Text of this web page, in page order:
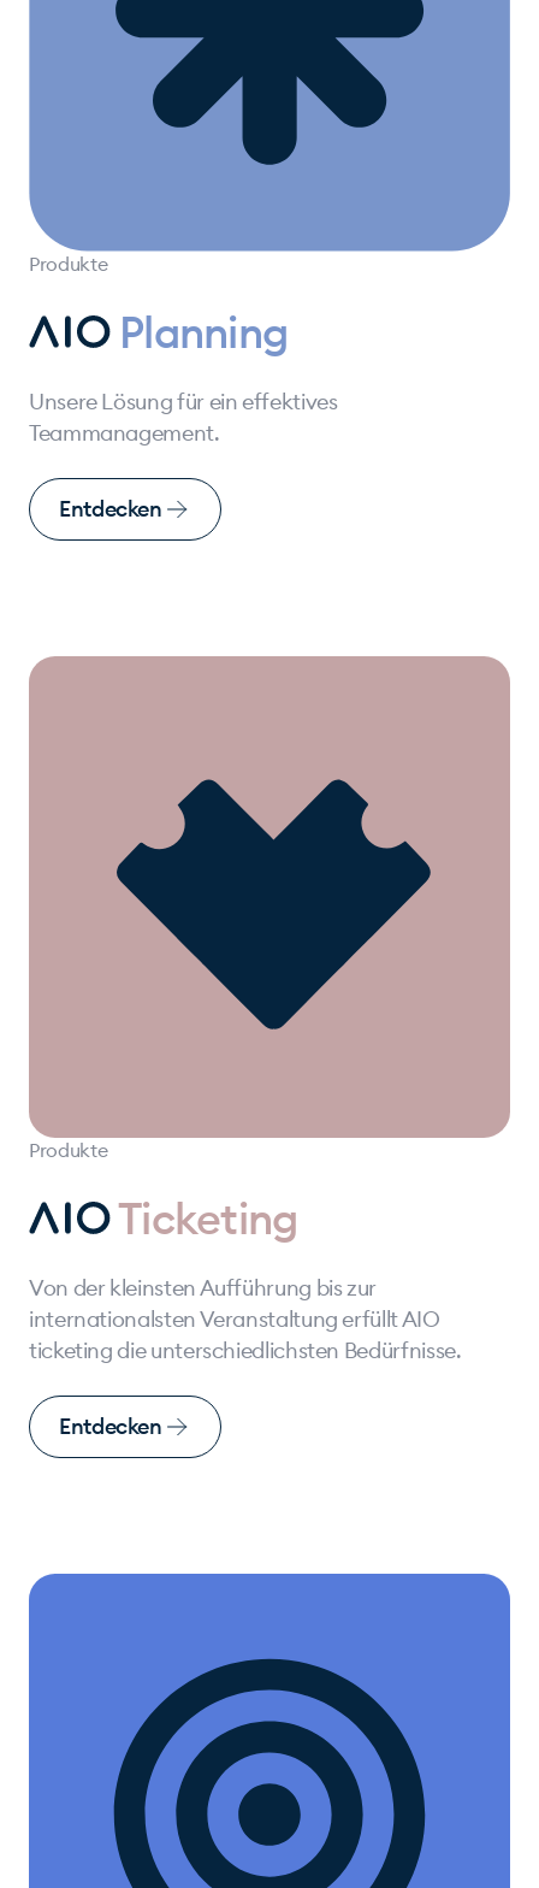
Produkte
Planning
Unsere Lösung für ein effektives
Teammanagement.
Entdecken
Produkte
Ticketing
Von der kleinsten Aufführung bis zur
internationalsten Veranstaltung erfüllt AIO
ticketing die unterschiedlichsten Bedürfnisse.
Entdecken